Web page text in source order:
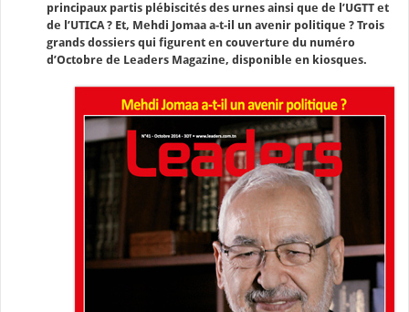
principaux partis plébiscités des urnes ainsi que de l’UGTT et
de l’UTICA ? Et, Mehdi Jomaa a-t-il un avenir politique ? Trois
grands dossiers qui figurent en couverture du numéro
d’Octobre de Leaders Magazine, disponible en kiosques.